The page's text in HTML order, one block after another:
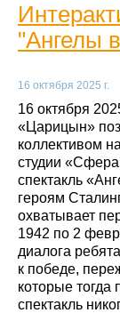
"Ангелы
16 октября 2025 г.
16 октября
«Царицын»
коллективом
студии
спектакль
героям
охватывает
1942 по 2
диалога
к победе,
которые
спектакль